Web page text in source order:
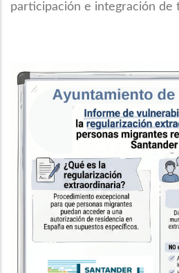
participación e integración de